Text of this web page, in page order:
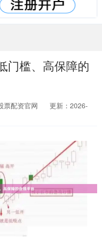
门槛、高保障的
票配资官网
更新：2026-